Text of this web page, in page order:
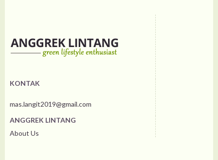
KONTAK
mas.langit2019@gmail.com
ANGGREK LINTANG
About Us